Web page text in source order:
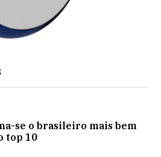
se o brasileiro mais bem
top 10